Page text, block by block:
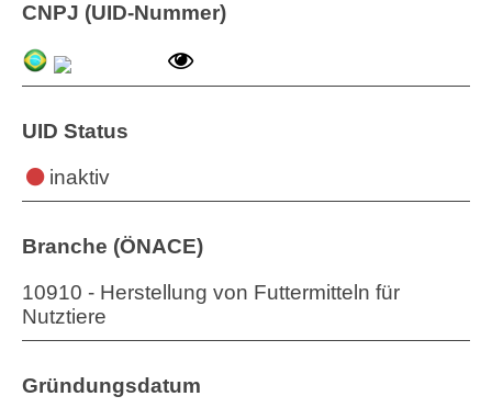
CNPJ (UID-Nummer)
UID Status
inaktiv
Branche (ÖNACE)
10910 - Herstellung von Futtermitteln für
Nutztiere
Gründungsdatum